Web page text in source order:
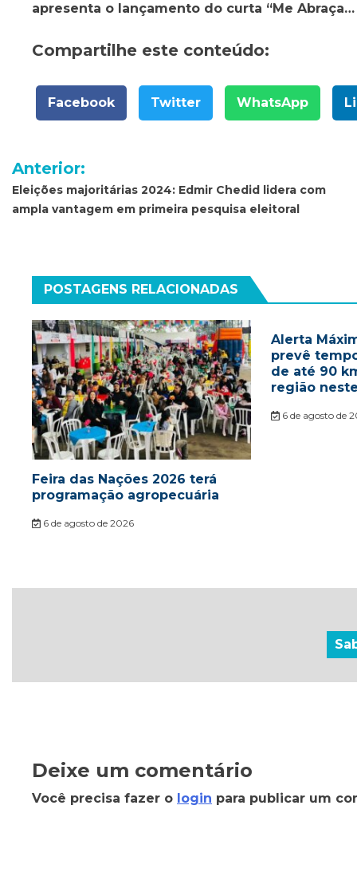
apresenta o lançamento do curta “Me Abraça…
Compartilhe este conteúdo:
Facebook Twitter WhatsApp
Navegação
de
Post
Anterior:
Eleições majoritárias 2024: Edmir Chedid lidera com
ampla vantagem em primeira pesquisa eleitoral
POSTAGENS RELACIONADAS
Feira das Nações 2026 terá
programação agropecuária
6 de agosto de 2026
Alerta
prevê
de até 90
região
6 de agosto de
Deixe um comentário
Você precisa fazer o login para publicar um